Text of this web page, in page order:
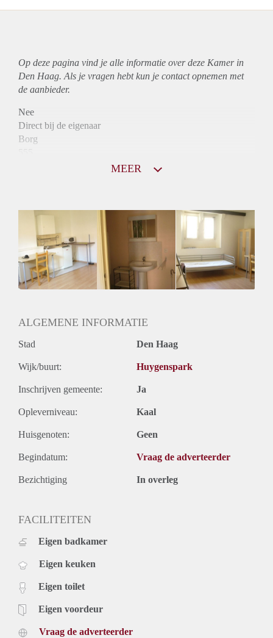
Op deze pagina vind je alle informatie over deze Kamer in
Den Haag. Als je vragen hebt kun je contact opnemen met
de aanbieder.
Nee
Direct bij de eigenaar
Borg
Inkomen eis
2,9 X Maandhuur Bruto
Huurtermijn
Onbepaalde termijn
Oplevering
Gestoffeerd
MEER
ALGEMENE INFORMATIE
Stad Den Haag
Wijk/buurt: Huygenspark
Inschrijven gemeente: Ja
Opleverniveau: Kaal
Huisgenoten: Geen
Begindatum: Vraag de adverteerder
Bezichtiging In overleg
FACILITEITEN
Eigen badkamer
Eigen keuken
Eigen toilet
Eigen voordeur
Vraag de adverteerder